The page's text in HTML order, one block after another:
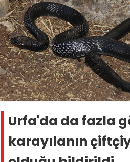
Urfa'da da fazla
karayılanın